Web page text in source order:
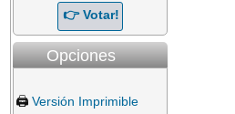
Opciones
🖨️ Versión Imprimible